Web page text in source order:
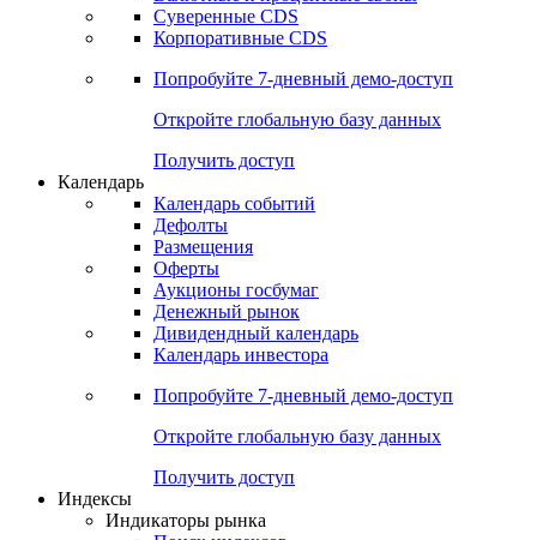
Получить доступ
Деривативы
Валютные и процентные свопы
Корпоративные CDS
Попробуйте7-дневный
Откройте глобальную базу данных
Получить доступ
Календарь
Календарь событий
Дефолты
Размещения
Оферты
Денежный рынок
Календарь инвестора
Попробуйте7-дневный
Откройте глобальную базу данных